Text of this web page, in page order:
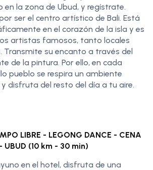
en la zona de Ubud, y regístrate.
ser el centro artístico de Bali. Está
en el corazón de la isla y es
artistas famosos, tanto locales
Transmite su encanto a través del
de la pintura. Por ello, en cada
pueblo se respira un ambiente
disfruta del resto del día a tu aire.
LIBRE - LEGONG DANCE - CENA
UBUD (10 km - 30 min)
en el hotel, disfruta de una